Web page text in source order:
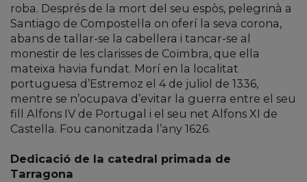
roba. Després de la mort del seu espòs, pelegrinà a
Santiago de Compostel·la on oferí la seva corona,
abans de tallar-se la cabellera i tancar-se al
monestir de les clarisses de Coïmbra, que ella
mateixa havia fundat. Morí en la localitat
portuguesa d’Estremoz el 4 de juliol de 1336,
mentre se n’ocupava d’evitar la guerra entre el seu
fill Alfons IV de Portugal i el seu net Alfons XI de
Castella. Fou canonitzada l’any 1626.
Dedicació de la catedral primada de
Tarragona